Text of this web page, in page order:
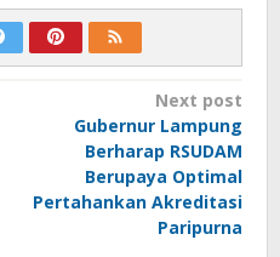
Next post
Gubernur Lampung
Berharap RSUDAM
Berupaya Optimal
Pertahankan Akreditasi
Paripurna